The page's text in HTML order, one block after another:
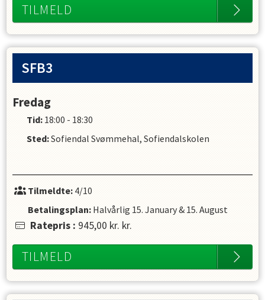
TILMELD
SFB3
Fredag
Tid: 18:00 - 18:30
Sted:Sofiendal Svømmehal, Sofiendalskolen
Tilmeldte:4/10
Betalingsplan: Halvårlig 15. January& 15. August
Ratepris : 945,00 kr. kr.
TILMELD